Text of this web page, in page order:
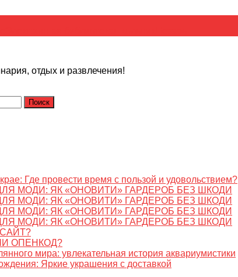
отдых и развлечения!
Где провести время с пользой и удовольствием?
МОДИ: ЯК «ОНОВИТИ» ГАРДЕРОБ БЕЗ ШКОДИ
МОДИ: ЯК «ОНОВИТИ» ГАРДЕРОБ БЕЗ ШКОДИ
МОДИ: ЯК «ОНОВИТИ» ГАРДЕРОБ БЕЗ ШКОДИ
МОДИ: ЯК «ОНОВИТИ» ГАРДЕРОБ БЕЗ ШКОДИ
ОПЕНКОД?
мира: увлекательная история аквариумистики
Яркие украшения с доставкой